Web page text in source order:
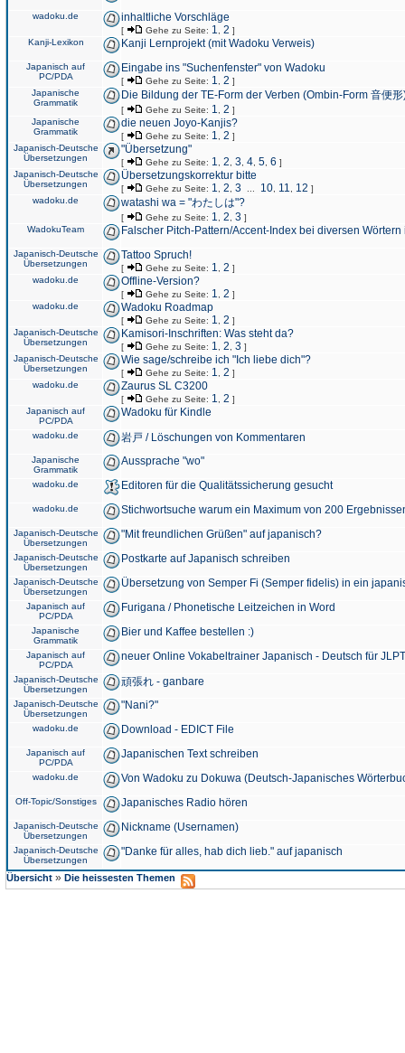
wadoku.de inhaltliche Vorschläge
[ Gehe zu Seite: 1 2 ]
Kanji-Lexikon
Kanji Lernprojekt (mit Wadoku Verweis)
Japanisch auf
PC/PDA
Eingabe ins "Suchenfenster" von Wadoku
[ Gehe zu Seite: 1 2 ]
Japanische
Grammatik
Die Bildung der TE-Form der Verben (Ombin-Form 音便形
[ Gehe zu Seite: 1 2 ]
Japanische
Grammatik
die neuen Joyo-Kanjis?
[ Gehe zu Seite: 1 2 ]
Japanisch-Deutsche
Übersetzungen
"Übersetzung"
[ Gehe zu Seite: 1 2 3 4 5 6 ]
Japanisch-Deutsche
Übersetzungen
Übersetzungskorrektur bitte
[ Gehe zu Seite: 1 2 3 10 11 12 ]
wadoku.de
watashi wa = "わたしは"?
[ Gehe zu Seite: 1 2 3 ]
WadokuTeam
Falscher Pitch-Pattern/Accent-Index bei diversen
Japanisch-Deutsche
Übersetzungen
Tattoo Spruch!
[ Gehe zu Seite: 1 2 ]
wadoku.de
Offline-Version?
[ Gehe zu Seite: 1 2 ]
wadoku.de
Wadoku Roadmap
[ Gehe zu Seite: 1 2 ]
Japanisch-Deutsche
Übersetzungen
Kamisori-Inschriften: Was steht da?
[ Gehe zu Seite: 1 2 3 ]
Japanisch-Deutsche
Übersetzungen
Wie sage/schreibe ich "Ich liebe dich"?
[ Gehe zu Seite: 1 2 ]
wadoku.de
Zaurus SL C3200
[ Gehe zu Seite: 1 2 ]
Japanisch auf
PC/PDA
Wadoku für Kindle
wadoku.de 岩戸 / Löschungen von Kommentaren
Japanische
Grammatik
Aussprache "wo"
wadoku.de Editoren für die Qualitätssicherung gesucht
wadoku.de Stichwortsuche warum ein Maximum von 200
Japanisch-Deutsche
Übersetzungen
"Mit freundlichen Grüßen" auf japanisch?
Japanisch-Deutsche
Übersetzungen
Postkarte auf Japanisch schreiben
Japanisch-Deutsche
Übersetzungen
Übersetzung von Semper Fi (Semper fidelis) in ein
Japanisch auf
PC/PDA
Furigana / Phonetische Leitzeichen in Word
Japanische
Grammatik
Bier und Kaffee bestellen :)
Japanisch auf
PC/PDA
neuer Online Vokabeltrainer Japanisch - Deutsch für
Japanisch-Deutsche
Übersetzungen
頑張れ - ganbare
Japanisch-Deutsche
Übersetzungen
"Nani?"
wadoku.de Download - EDICT File
Japanisch auf
PC/PDA
Japanischen Text schreiben
wadoku.de Von Wadoku zu Dokuwa (Deutsch-Japanisches
Off-Topic/Sonstiges Japanisches Radio hören
Japanisch-Deutsche
Übersetzungen
Nickname (Usernamen)
Japanisch-Deutsche
Übersetzungen
"Danke für alles, hab dich lieb." auf japanisch
Übersicht » Die heissesten Themen